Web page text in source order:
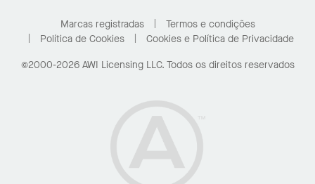
Marcas registradas
Termos e condições
Política de Cookies
Cookies e Política de Privacidade
©2000-2026 AWI Licensing LLC. Todos os direitos reservados